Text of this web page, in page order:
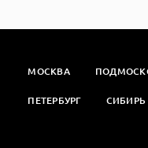
МОСКВА
ПЕТЕРБУРГ СИБИРЬ